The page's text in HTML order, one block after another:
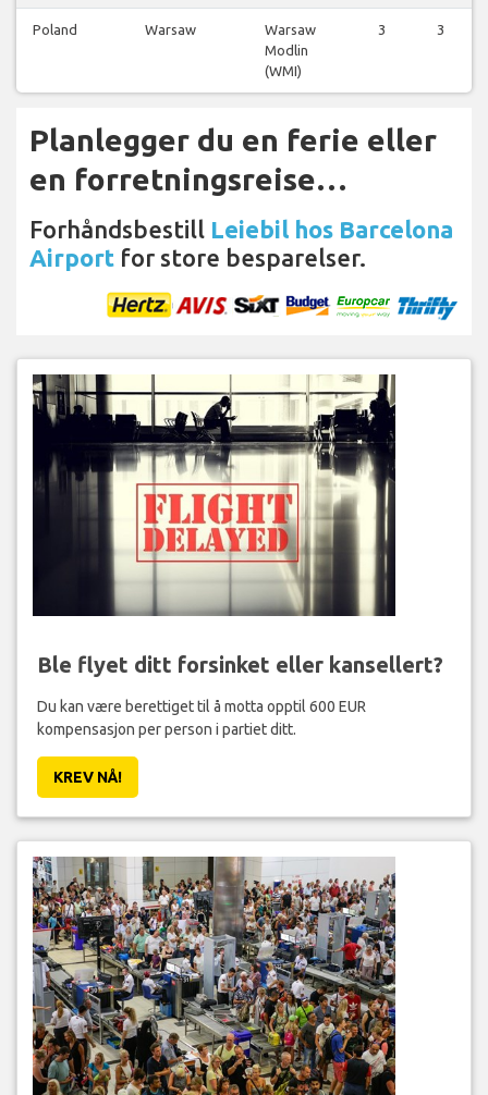
Poland Warsaw
Warsaw
Modlin
(WMI)
3 3
Planlegger du en ferie eller
en forretningsreise…
Forhåndsbestill Leiebil hos Barcelona
Airport for store besparelser.
Ble flyet ditt forsinket eller kansellert?
Du kan være berettiget til å motta opptil 600 EUR
kompensasjon per person i partiet ditt.
KREV NÅ!